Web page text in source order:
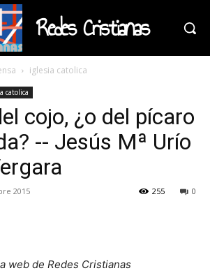
Redes Cristianas
iglesia catolica
catolica
cojo, ¿o del pícaro
-- Jesús Mª Urío
2015 0
255
web de Redes Cristianas